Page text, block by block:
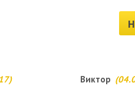
Виктор